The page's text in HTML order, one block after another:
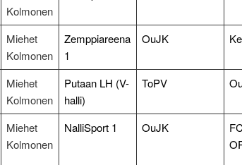
Kolmonen
Miehet
Kolmonen
Zemppiareena
1
OuJK
Miehet
Kolmonen
Putaan LH (V-
halli)
ToPV
Miehet
Kolmonen
NalliSport 1 OuJK